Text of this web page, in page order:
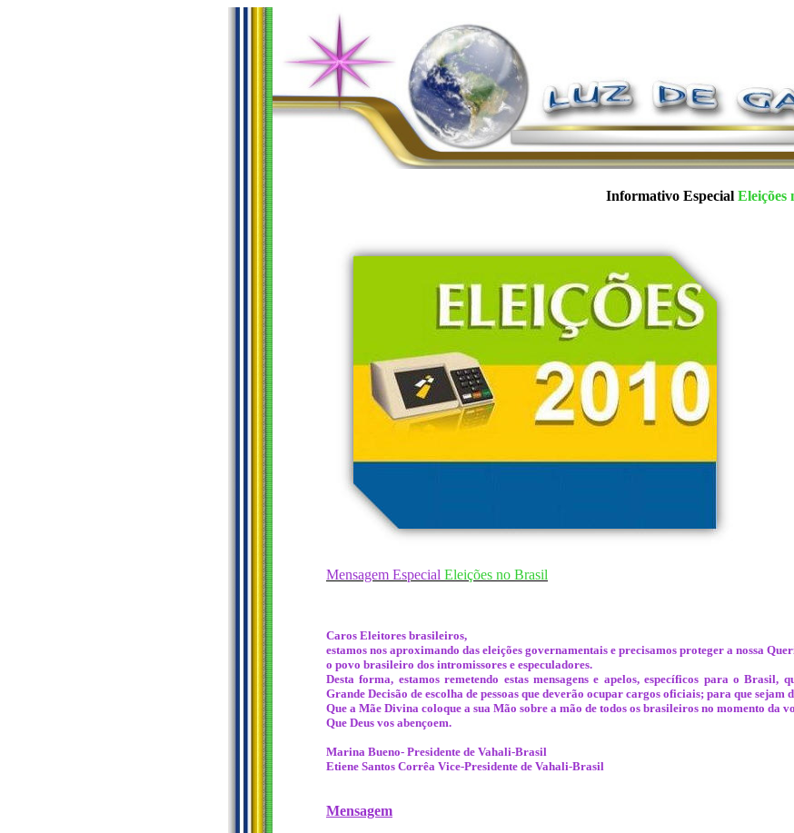
Informativo Especial Eleições
Mensagem Especial Eleições no Brasil
Caros Eleitores brasileiros,
estamos nos aproximando das eleições governamentais e precisamos proteger a nossa
o povo brasileiro dos intromissores e especuladores.
Desta forma, estamos remetendo estas mensagens e apelos, específicos para o Brasil,
Grande Decisão de escolha de pessoas que deverão ocupar cargos oficiais; para que sejam
Que a Mãe Divina coloque a sua Mão sobre a mão de todos os brasileiros no momento da
Que Deus vos abençoem.
Marina Bueno- Presidente de Vahali-Brasil
Etiene Santos Corrêa Vice-Presidente de Vahali-Brasil
Mensagem